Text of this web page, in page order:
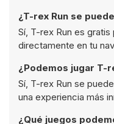
¿T-rex Run se
Sí, T-rex Run es
directamente en tu
¿Podemos jugar T-
Sí, T-rex Run se
una experiencia más
¿Qué juegos